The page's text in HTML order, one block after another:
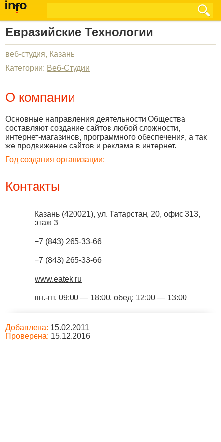
Евразийские Технологии
веб-студия, Казань
Категории: Веб-Студии
О компании
Основные направления деятельности Общества
составляют создание сайтов любой сложности,
интернет-магазинов, программного обеспечения, а так
же продвижение сайтов и реклама в интернет.
Год создания организации:
Контакты
Казань (420021), ул. Татарстан, 20, офис 313,
этаж 3
+7 (843) 265-33-66
+7 (843) 265-33-66
www.eatek.ru
пн.-пт. 09:00 — 18:00, обед: 12:00 — 13:00
Добавлена: 15.02.2011
Проверена: 15.12.2016